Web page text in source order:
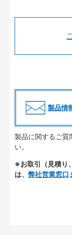
製品情
製品に関するご質
い。
※お取引（見積り
は、 弊社営業窓口